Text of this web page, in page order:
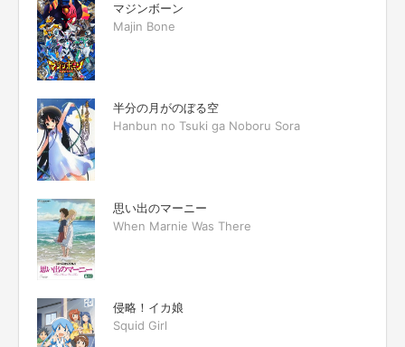
マジンボーン
Majin Bone
半分の月がのぼる空
Hanbun no Tsuki ga Noboru Sora
思い出のマーニー
When Marnie Was There
侵略！イカ娘
Squid Girl